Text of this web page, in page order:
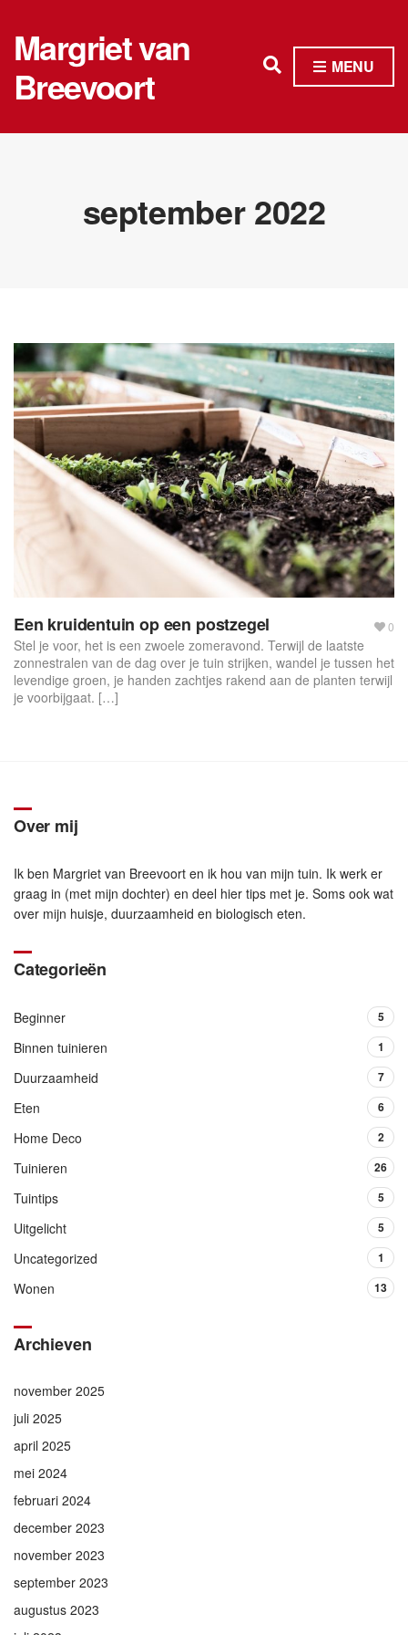
Margriet van
Breevoort
E
d
c
h
f
o
r
m
MENU
september 2022
Een kruidentuin op een postzegel
Stel je voor, het is een zwoele zomeravond. Terwijl de laatste
zonnestralen van de dag over je tuin strijken, wandel je tussen het
levendige groen, je handen zachtjes rakend aan de planten terwijl
je voorbijgaat. […]
0
Over mij
Ik ben Margriet van Breevoort en ik hou van mijn tuin. Ik werk er
graag in (met mijn dochter) en deel hier tips met je. Soms ook wat
over mijn huisje, duurzaamheid en biologisch eten.
Categorieën
Beginner 5
Binnen tuinieren 1
Duurzaamheid 7
Eten 6
Home Deco 2
Tuinieren 26
Tuintips 5
Uitgelicht 5
Uncategorized 1
Wonen 13
Archieven
november 2025
juli 2025
april 2025
mei 2024
februari 2024
december 2023
november 2023
september 2023
augustus 2023